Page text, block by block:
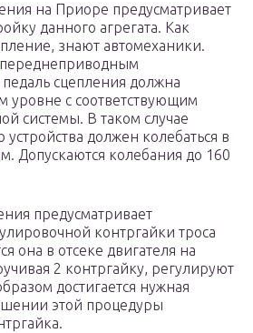
на Приоре предусматривает
данного агрегата. Как
знают автомеханики.
переднеприводным
сцепления должна
уровне с соответствующим
системы. В таком случае
должен колебаться в
Допускаются колебания до 160
предусматривает
контргайки троса
она в отсеке двигателя на
2 контргайку, регулируют
достигается нужная
этой процедуры